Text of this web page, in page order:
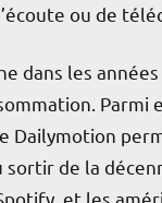
ou de
dans les
Parmi
Dailymotion
de la
et les